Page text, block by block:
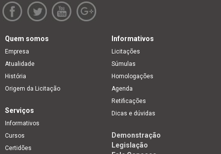
Quem somos
Empresa
Atualidade
História
Origem da Licitação
Informativos
Licitações
Súmulas
Homologações
Agenda
Retificações
Dicas e dúvidas
Serviços
Informativos
Cursos
Certidões
Demonstração
Legislação